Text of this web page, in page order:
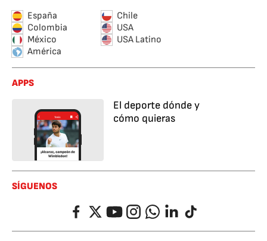
España
Chile
Colombia
USA
México
USA Latino
América
APPS
El deporte dónde y
cómo quieras
SÍGUENOS
FacebookTwitterYouTubeInstagramWhatsappLinkedIn
TikTok